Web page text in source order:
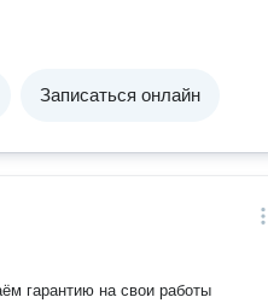
Записаться онлайн
гарантию на свои работы